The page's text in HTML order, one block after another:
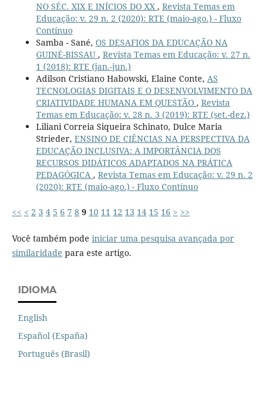
NO SÉC. XIX E INÍCIOS DO XX , Revista Temas em
Educação: v. 29 n. 2 (2020): RTE (maio-ago.) - Fluxo
Contínuo
Samba - Sané, OS DESAFIOS DA EDUCAÇÃO NA
GUINÉ-BISSAU , Revista Temas em Educação: v. 27 n.
1 (2018): RTE (jan.-jun.)
Adilson Cristiano Habowski, Elaine Conte, AS
TECNOLOGIAS DIGITAIS E O DESENVOLVIMENTO DA
CRIATIVIDADE HUMANA EM QUESTÃO , Revista
Temas em Educação: v. 28 n. 3 (2019): RTE (set.-dez.)
Liliani Correia Siqueira Schinato, Dulce Maria
Strieder, ENSINO DE CIÊNCIAS NA PERSPECTIVA DA
EDUCAÇÃO INCLUSIVA: A IMPORTÂNCIA DOS
RECURSOS DIDÁTICOS ADAPTADOS NA PRÁTICA
PEDAGÓGICA , Revista Temas em Educação: v. 29 n. 2
(2020): RTE (maio-ago.) - Fluxo Contínuo
<< < 2 3 4 5 6 7 8 9 10 11 12 13 14 15 16 > >>
Você também pode iniciar uma pesquisa avançada por
similaridade para este artigo.
IDIOMA
English
Español (España)
Português (Brasil)